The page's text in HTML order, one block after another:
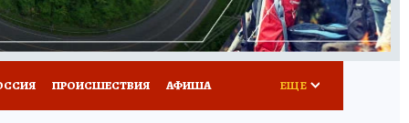
ПРОИСШЕСТВИЯ АФИША ЕЩЕ